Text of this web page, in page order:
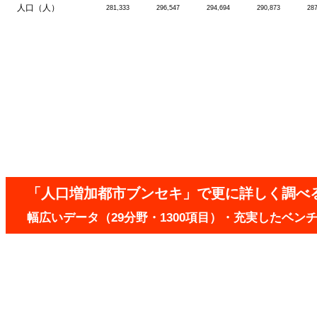
人口（人） 281,333 296,547 294,694 290,873
「人口増加都市ブンセキ」で更に詳しく調べ
幅広いデータ（29分野・1300項目）・充実したベン